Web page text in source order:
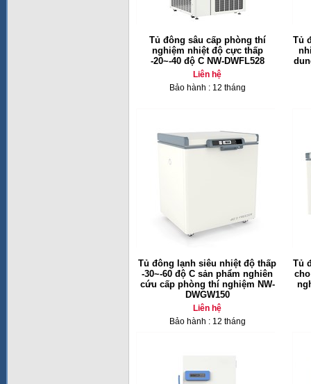
Tủ đông sâu cấp phòng thí
nghiệm nhiệt độ cực thấp
-20~-40 độ C NW-DWFL528
Liên hệ
Bảo hành : 12 tháng
Tủ
Tủ đông lạnh siêu nhiệt độ thấp
-30~-60 độ C sản phẩm nghiên
cứu cấp phòng thí nghiệm NW-
DWGW150
Liên hệ
Bảo hành : 12 tháng
Tủ